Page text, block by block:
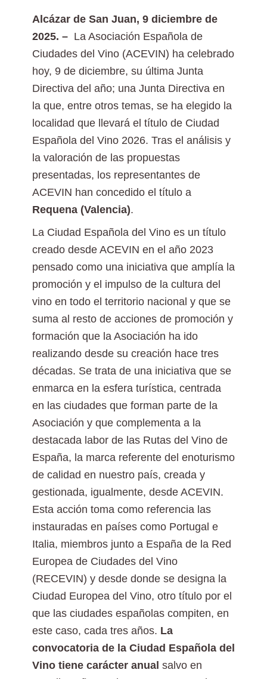
Alcázar de San Juan, 9 diciembre de
2025. – La Asociación Española de
Ciudades del Vino (ACEVIN) ha celebrado
hoy, 9 de diciembre, su última Junta
Directiva del año; una Junta Directiva en
la que, entre otros temas, se ha elegido la
localidad que llevará el título de Ciudad
Española del Vino 2026. Tras el análisis y
la valoración de las propuestas
presentadas, los representantes de
ACEVIN han concedido el título a
Requena (Valencia).
La Ciudad Española del Vino es un título
creado desde ACEVIN en el año 2023
pensado como una iniciativa que amplía la
promoción y el impulso de la cultura del
vino en todo el territorio nacional y que se
suma al resto de acciones de promoción y
formación que la Asociación ha ido
realizando desde su creación hace tres
décadas. Se trata de una iniciativa que se
enmarca en la esfera turística, centrada
en las ciudades que forman parte de la
Asociación y que complementa a la
destacada labor de las Rutas del Vino de
España, la marca referente del enoturismo
de calidad en nuestro país, creada y
gestionada, igualmente, desde ACEVIN.
Esta acción toma como referencia las
instauradas en países como Portugal e
Italia, miembros junto a España de la Red
Europea de Ciudades del Vino
(RECEVIN) y desde donde se designa la
Ciudad Europea del Vino, otro título por el
que las ciudades españolas compiten, en
este caso, cada tres años. La
convocatoria de la Ciudad Española del
Vino tiene carácter anual salvo en